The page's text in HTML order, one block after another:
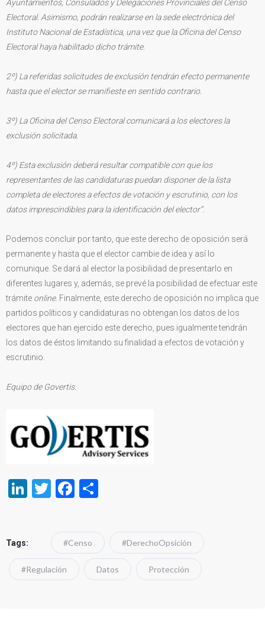
Ayuntamientos, Consulados y Delegaciones Provinciales del Censo
Electoral. Asimismo, podrán realizarse en la sede electrónica del
Instituto Nacional de Estadística, una vez que la Oficina del Censo
Electoral haya habilitado dicho trámite.
2º) La referidas solicitudes de exclusión tendrán efecto permanente
hasta que el elector se manifieste en sentido contrario.
3º) La Oficina del Censo Electoral comunicará a los electores la
exclusión solicitada.
4º) Esta exclusión deberá resultar compatible con que los
representantes de las candidaturas puedan disponer de la lista
completa de electores a efectos de votación y escrutinio, con los
datos imprescindibles para la identificación del elector”.
Podemos concluir por tanto, que este derecho de oposición será
permanente y hasta que el elector cambie de idea y así lo
comunique. Se dará al elector la posibilidad de presentarlo en
diferentes lugares y, además, se prevé la posibilidad de efectuar este
trámite online. Finalmente, este derecho de oposición no implica que
partidos políticos y candidaturas no obtengan los datos de los
electores que han ejercido este derecho, pues igualmente tendrán
los datos de éstos limitando su finalidad a efectos de votación y
escrutinio.
Equipo de Govertis.
LinkedIn
TwitterFacebook
Tags: #Censo #DerechoOpsición
#Regulación Datos Protección